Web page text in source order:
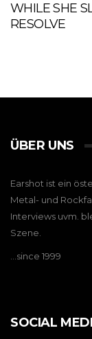
WHILE SHE
RESOLVE
ÜBER UNS
Earshot ist ein
Metal- und
Interviews uvm.
Szene.
…since 1999
SOCIAL